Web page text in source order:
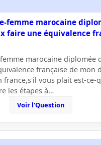
femme marocaine
faire une équivalence
marocaine diplomée
française de mon
france,s'il vous plait est-ce-
les étapes à…
Voir l'Question